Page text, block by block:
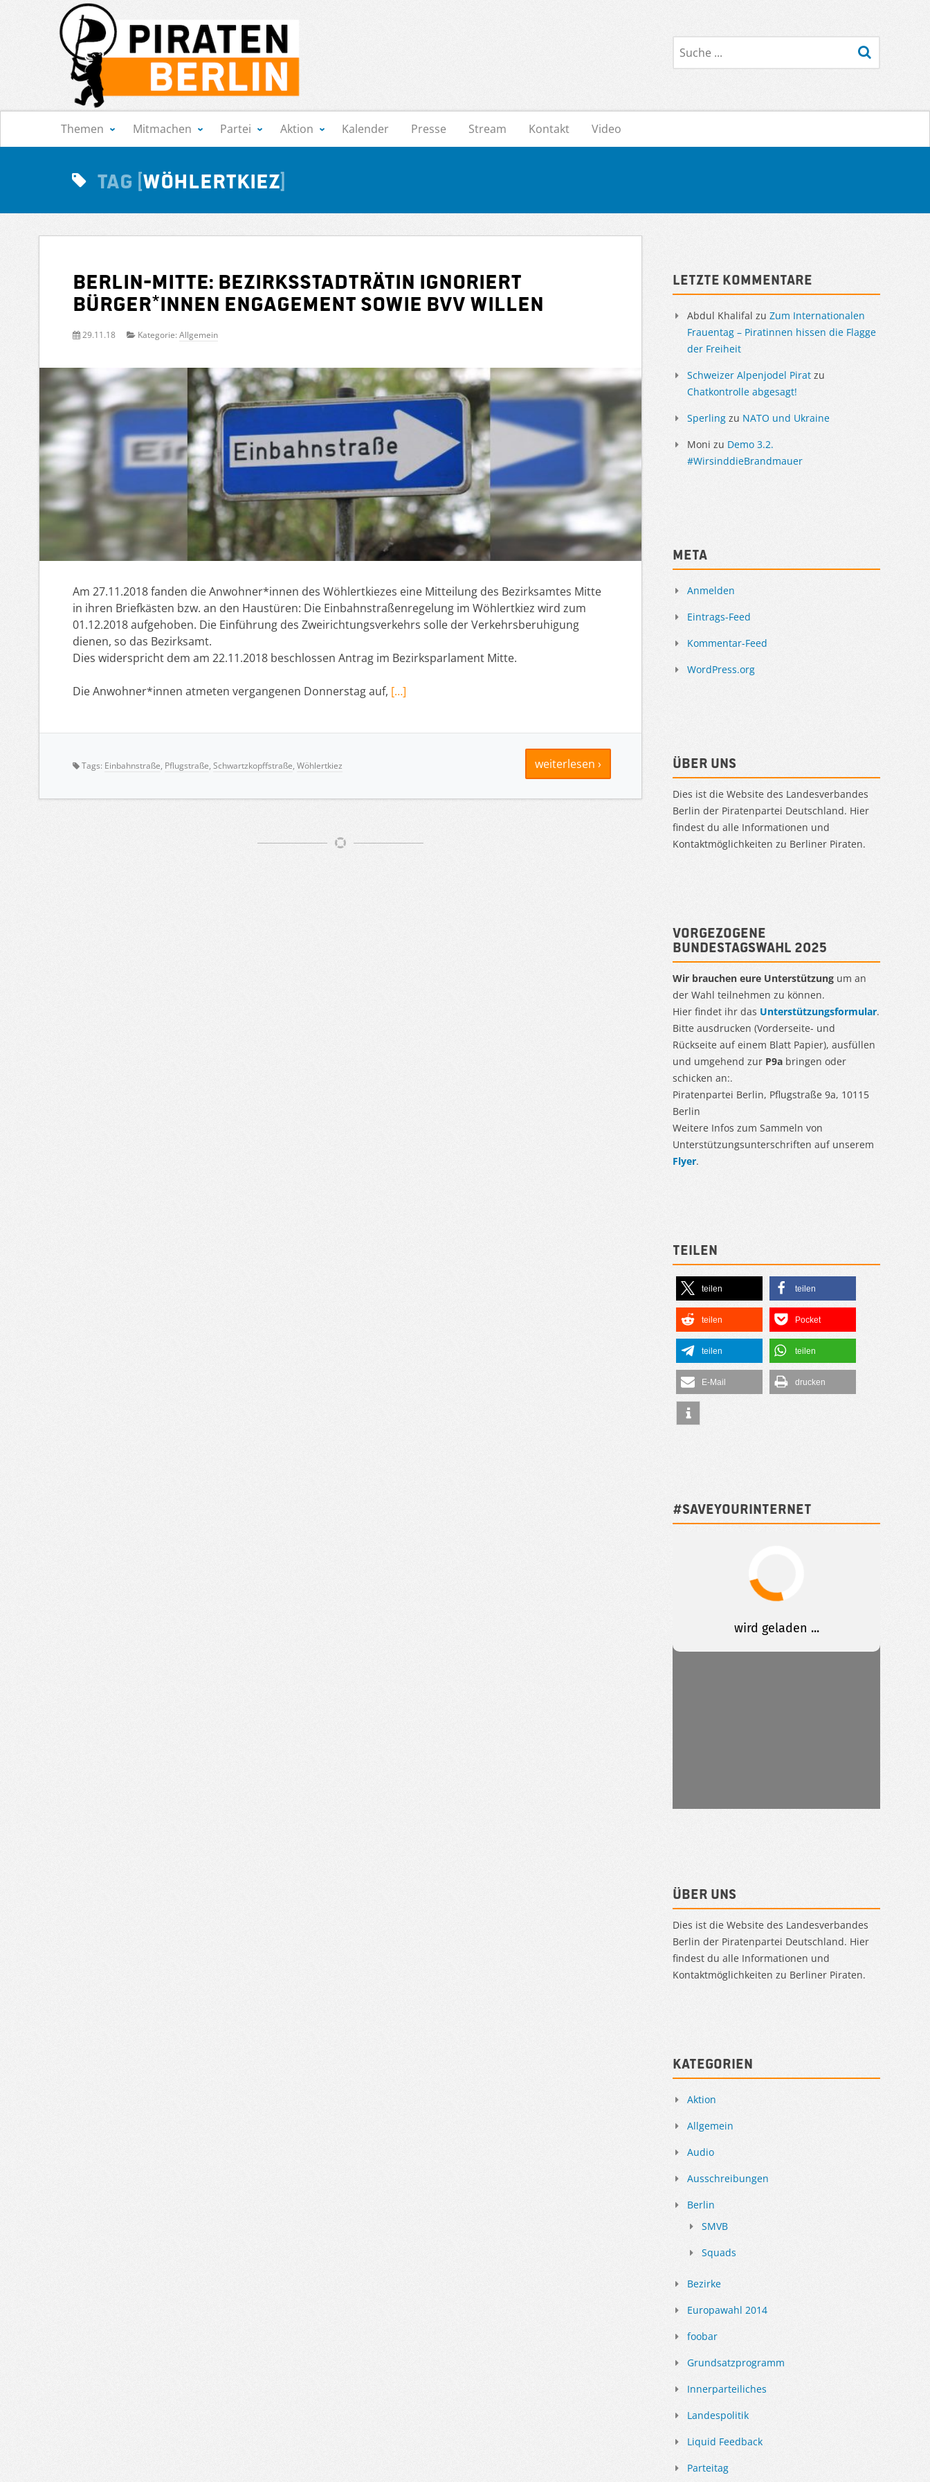
Suche
Navigation
Themen Mitmachen Partei Aktion Kalender Presse Stream Kontakt Video
Tag Wöhlertkiez
Berlin-Mitte: Bezirksstadträtin ignoriert
Bürger*innen Engagement sowie BVV Willen
29.11.18 Kategorie: Allgemein
Am 27.11.2018 fanden die Anwohner*innen des Wöhlertkiezes eine Mitteilung des Bezirksamtes Mitte
in ihren Briefkästen bzw. an den Haustüren: Die Einbahnstraßenregelung im Wöhlertkiez wird zum
01.12.2018 aufgehoben. Die Einführung des Zweirichtungsverkehrs solle der Verkehrsberuhigung
dienen, so das Bezirksamt.
Dies widerspricht dem am 22.11.2018 beschlossen Antrag im Bezirksparlament Mitte.
Die Anwohner*innen atmeten vergangenen Donnerstag auf, […]
weiterlesen ›
Tags: Einbahnstraße, Pflugstraße, Schwartzkopffstraße, Wöhlertkiez
Letzte Kommentare
Abdul Khalifal zu Zum Internationalen
Frauentag – Piratinnen hissen die Flagge
der Freiheit
Schweizer Alpenjodel Pirat zu
Chatkontrolle abgesagt!
Sperling zu NATO und Ukraine
Moni zu Demo 3.2.
#WirsinddieBrandmauer
Meta
Anmelden
Eintrags-Feed
Kommentar-Feed
WordPress.org
Über uns
Dies ist die Website des Landesverbandes
Berlin der Piratenpartei Deutschland. Hier
findest du alle Informationen und
Kontaktmöglichkeiten zu Berliner Piraten.
Vorgezogene
Bundestagswahl 2025
Wir brauchen eure Unterstützung um an
der Wahl teilnehmen zu können.
Hier findet ihr das Unterstützungsformular.
Bitte ausdrucken (Vorderseite- und
Rückseite auf einem Blatt Papier), ausfüllen
und umgehend zur P9a bringen oder
schicken an:.
Piratenpartei Berlin, Pflugstraße 9a, 10115
Berlin
Weitere Infos zum Sammeln von
Unterstützungsunterschriften auf unserem
Flyer.
Teilen
teilen teilen
teilen Pocket
teilen teilen
E-Mail drucken
#SAVEYOURINTERNET
Über uns
Dies ist die Website des Landesverbandes
Berlin der Piratenpartei Deutschland. Hier
findest du alle Informationen und
Kontaktmöglichkeiten zu Berliner Piraten.
Kategorien
Aktion
Allgemein
Audio
Ausschreibungen
Berlin
SMVB
Squads
Bezirke
Europawahl 2014
foobar
Grundsatzprogramm
Innerparteiliches
Landespolitik
Liquid Feedback
Parteitag